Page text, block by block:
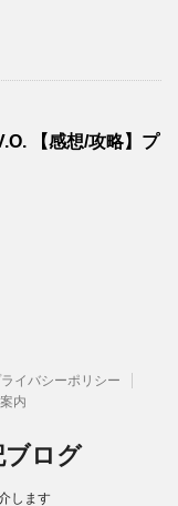
【感想/攻略】プ
イバシーポリシー
内
ログ
します